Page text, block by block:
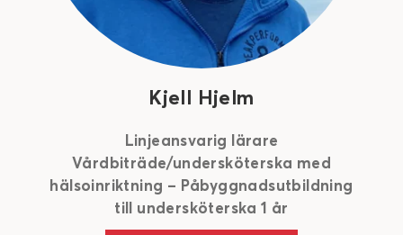
Kjell Hjelm
Linjeansvarig lärare
Vårdbiträde/undersköterska med
hälsoinriktning – Påbyggnadsutbildning
till undersköterska 1 år